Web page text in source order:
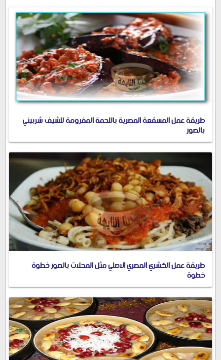
طريقة عمل المسقعة المصرية باللحمة المفرومة للشيف شربيني
بالصور
طريقة عمل الكشري المصري الاصلي مثل المحلات بالصور خطوة
خطوة